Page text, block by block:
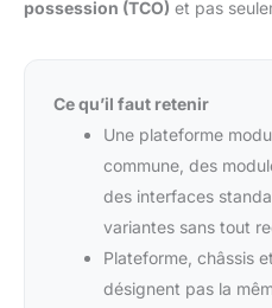
possession (TCO) et pas
Ce qu’il faut retenir
Une plateforme
commune, des
des interfaces
variantes sans tout
Plateforme, châssis
désignent pas la